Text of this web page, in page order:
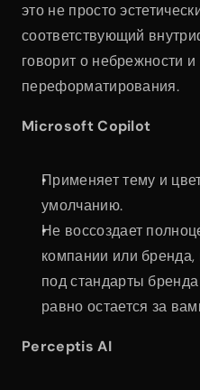
это не просто
соответствующий
говорит о небрежности
переформатирования.
Microsoft Copilot
Применяет тему и
умолчанию.
Не воссоздает
компании или бренда,
под стандарты
равно остается за
Perceptis AI